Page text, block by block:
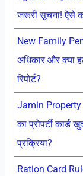
जरूरी सूचना! ऐसे
New Family
अधिकार और क्या
रिपोर्ट?
Jamin Property
का प्रोपर्टी
प्रक्रिया?
Ration Card